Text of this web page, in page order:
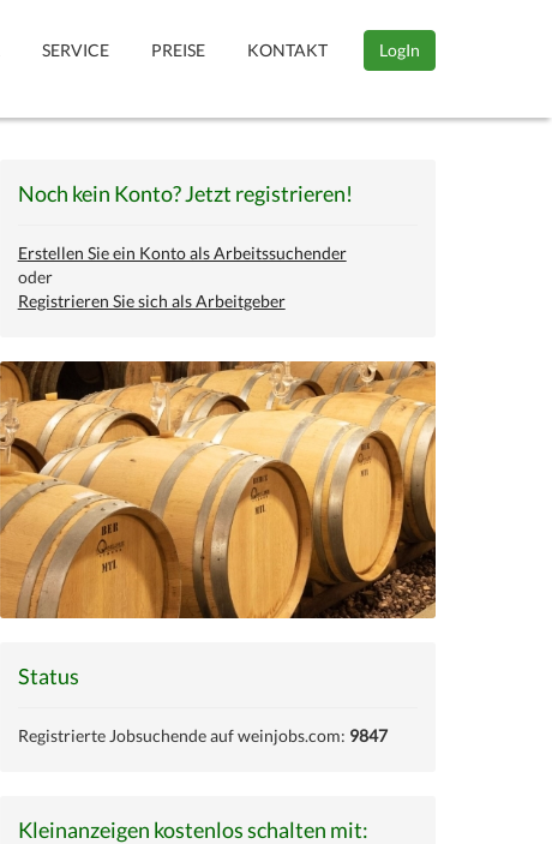
SERVICE PREISE KONTAKT LogIn
Noch kein Konto? Jetzt registrieren!
Erstellen Sie ein Konto als Arbeitssuchender
oder
Registrieren Sie sich als Arbeitgeber
Status
Registrierte Jobsuchende auf weinjobs.com: 9847
Kleinanzeigen kostenlos schalten mit: